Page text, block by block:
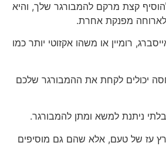
קצת מרקם להמבורגר שלך, והיא
מפנקת אחרת.
רומיין או משהו אקזוטי יותר כמו
יכולים לקחת את ההמבורגר שלכם
ניתנת למשא ומתן להמבורגר.
עז של טעם, אלא שהם גם מוסיפים